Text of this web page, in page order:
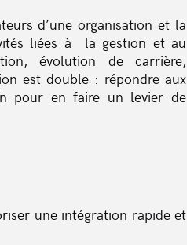
d’une organisation et la
liées à la gestion et au
évolution de carrière,
est double : répondre aux
pour en faire un levier de
une intégration rapide et